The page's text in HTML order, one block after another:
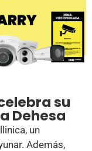
su
Dehesa
un
Además,